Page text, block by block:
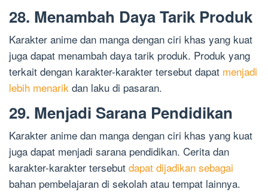
28. Menambah Daya Tarik Produk
Karakter anime dan manga dengan ciri khas yang kuat
juga dapat menambah daya tarik produk. Produk yang
terkait dengan karakter-karakter tersebut dapat menjadi
lebih menarik dan laku di pasaran.
29. Menjadi Sarana Pendidikan
Karakter anime dan manga dengan ciri khas yang kuat
juga dapat menjadi sarana pendidikan. Cerita dan
karakter-karakter tersebut dapat dijadikan sebagai
bahan pembelajaran di sekolah atau tempat lainnya.